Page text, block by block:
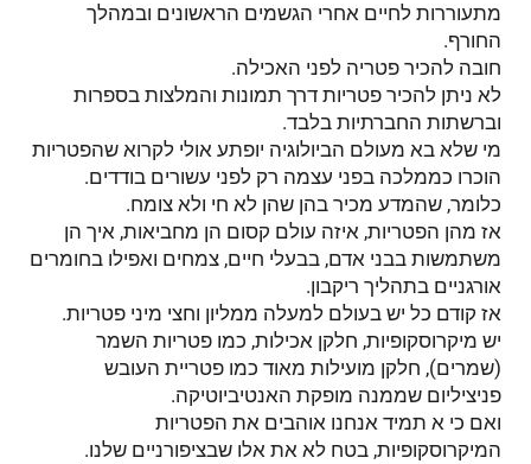
מתעוררות לחיים אחרי הגשמים הראשונים ובמהלך
החורף.
חובה להכיר פטריה לפני האכילה.
לא ניתן להכיר פטריות דרך תמונות והמלצות בספרות
וברשתות החברתיות בלבד.
מי שלא בא מעולם הביולוגיה יופתע אולי לקרוא שהפטריות
הוכרו כממלכה בפני עצמה רק לפני עשורים בודדים.
כלומר, שהמדע מכיר בהן שהן לא חי ולא צומח.
אז מהן הפטריות, איזה עולם קסום הן מחביאות, איך הן
משתמשות בבני אדם, בבעלי חיים, צמחים ואפילו בחומרים
אורגניים בתהליך ריקבון.
אז קודם כל יש בעולם למעלה ממליון וחצי מיני פטריות.
יש מיקרוסקופיות, חלקן אכילות, כמו פטריות השמר
(שמרים), חלקן מועילות מאוד כמו פטריית העובש
פניציליום שממנה מופקת האנטיביוטיקה.
ואם כי א תמיד אנחנו אוהבים את הפטריות
המיקרוסקופיות, בטח לא את אלו שבציפורניים שלנו.